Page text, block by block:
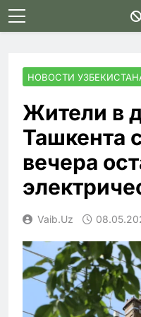
Skip
to
НОВОСТИ
Жители в
Ташкента
вечера
Vaib.uz